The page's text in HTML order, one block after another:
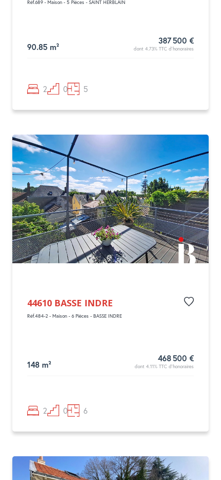
Réf.689 - Maison - 5 Pièces - SAINT HERBLAIN
90.85 m²
387 500 €
dont 4.73% TTC d'honoraires
2 0 5
44610 BASSE INDRE
Réf.484-2 - Maison - 6 Pièces - BASSE INDRE
148 m²
468 500 €
dont 4.11% TTC d'honoraires
2 0 6